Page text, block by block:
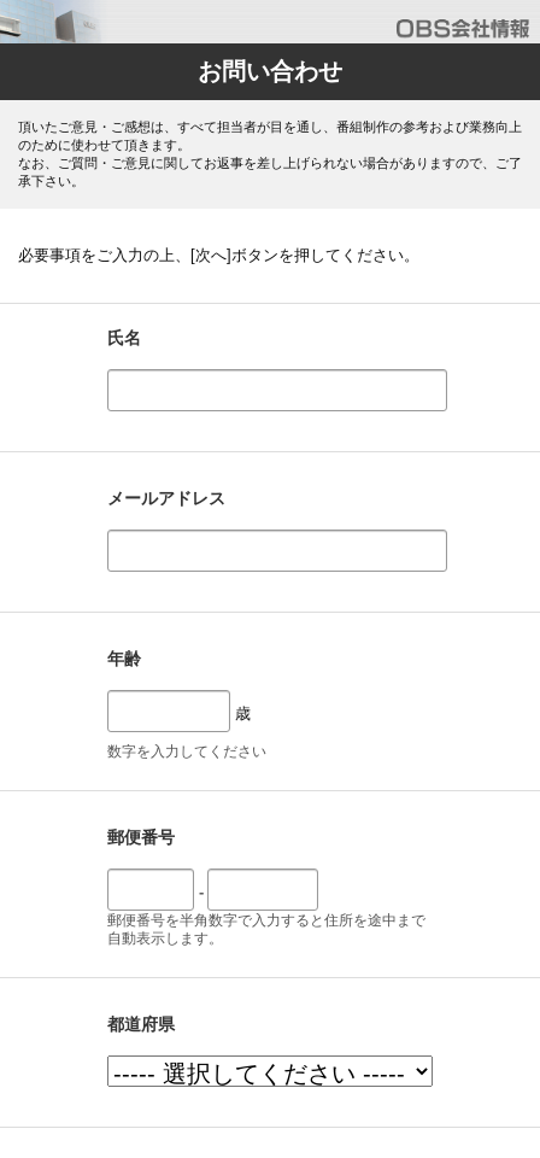
お問い合わせ
頂いたご意見・ご感想は、すべて担当者が目を通し、番組制作の参考および業務向上
のために使わせて頂きます。
なお、ご質問・ご意見に関してお返事を差し上げられない場合がありますので、ご了
承下さい。
必要事項をご入力の上、[次へ]ボタンを押してください。
氏名
メールアドレス
年齢
歳
数字を入力してください
郵便番号
-
郵便番号を半角数字で入力すると住所を途中まで
自動表示します。
都道府県